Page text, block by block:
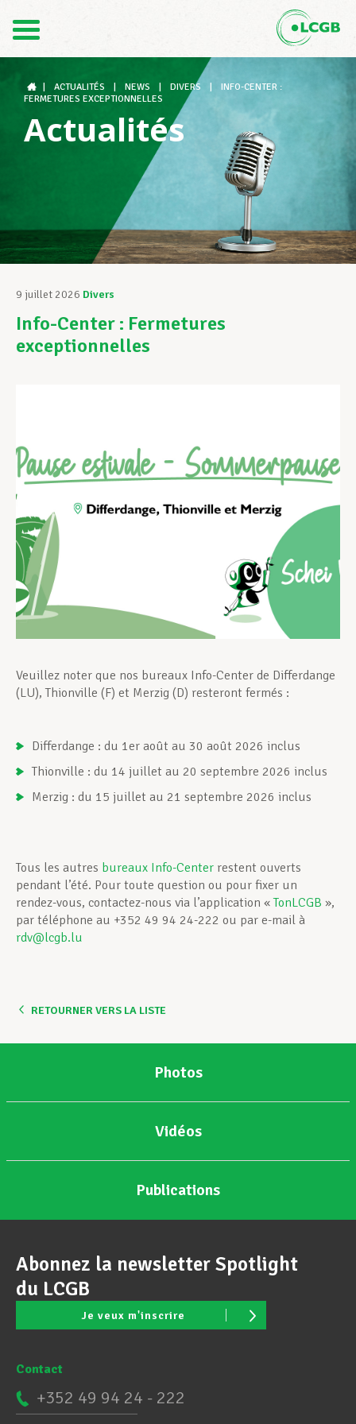
DE
Le LCGB
Structures syndicales
Assistance au Travail
Vos droits
Développement professionnel
Devenir Membre
ACTUALITÉS NEWS DIVERS
INFO-CENTER :
FERMETURES EXCEPTIONNELLES
Actualités
9 juillet 2026 Divers
Info-Center : Fermetures
exceptionnelles
Veuillez noter que nos bureaux Info-Center de Differdange
(LU), Thionville (F) et Merzig (D) resteront fermés :
Differdange : du 1er août au 30 août 2026 inclus
Thionville : du 14 juillet au 20 septembre 2026 inclus
Merzig : du 15 juillet au 21 septembre 2026 inclus
Tous les autres bureaux Info-Center restent ouverts
pendant l’été. Pour toute question ou pour fixer un
rendez-vous, contactez-nous via l’application «TonLCGB »,
par téléphone au +352 49 94 24-222 ou par e-mail à
rdv@lcgb.lu
RETOURNER VERS LA LISTE
Photos
Vidéos
Publications
Abonnez la newsletter Spotlight
du LCGB
Je veux m'inscrire
Contact
+352 49 94 24 - 222